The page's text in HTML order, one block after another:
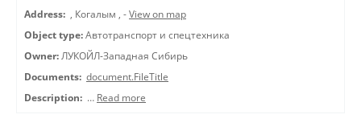
Address: , Когалым , - View on map
Object type: Автотранспорт и спецтехника
Owner: ЛУКОЙЛ-Западная Сибирь
Documents: document.FileTitle
Description: … Read more